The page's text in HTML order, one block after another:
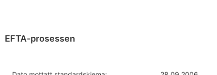
EFTA-prosessen